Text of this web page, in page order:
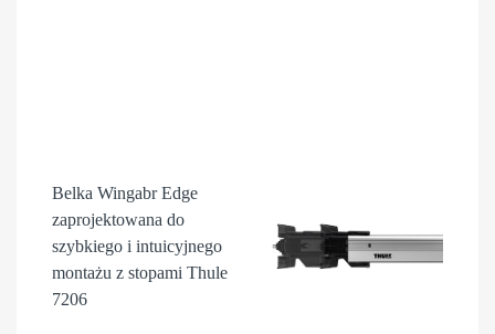
Belka Wingabr Edge
zaprojektowana do
szybkiego i intuicyjnego
montażu z stopami Thule
7206